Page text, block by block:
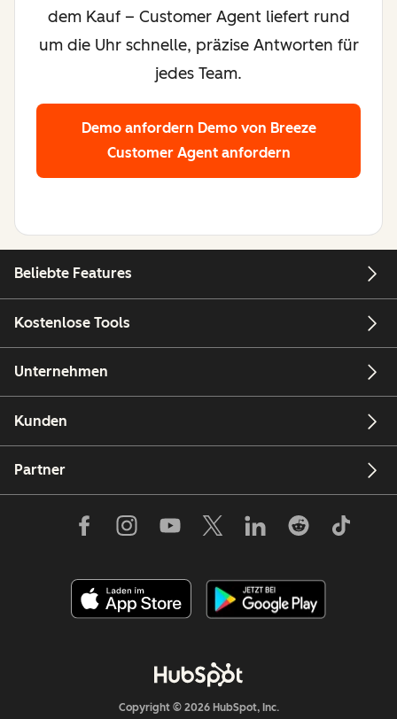
dem Kauf – Customer Agent liefert rund
um die Uhr schnelle, präzise Antworten für
jedes Team.
Demo anfordern Demo von Breeze
Customer Agent anfordern
Beliebte Features
Kostenlose Tools
Unternehmen
Kunden
Partner
Copyright © 2026 HubSpot, Inc.